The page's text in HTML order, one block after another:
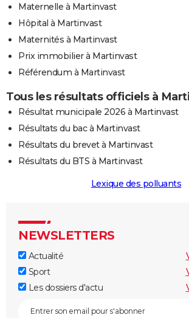
Maternelle à Martinvast
Hôpital à Martinvast
Maternités à Martinvast
Prix immobilier à Martinvast
Référendum à Martinvast
Tous les résultats officiels à
Résultat municipale 2026 à Martinvast
Résultats du bac à Martinvast
Résultats du brevet à Martinvast
Résultats du BTS à Martinvast
Lexique des polluants
NEWSLETTERS
Actualité
Sport
Les dossiers d'actu